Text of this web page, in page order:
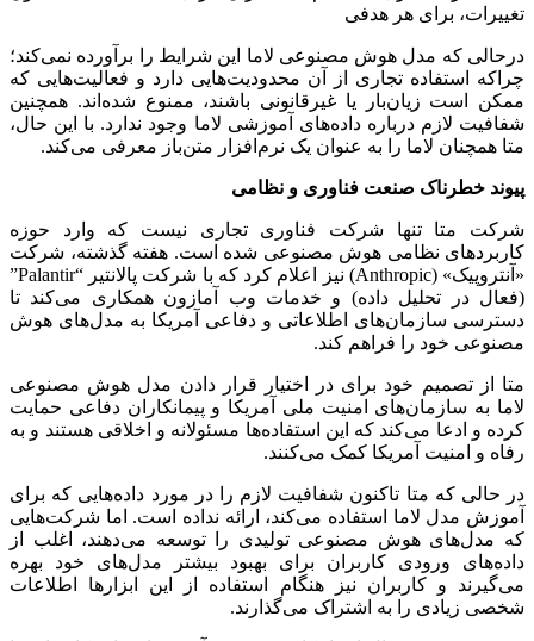
تغییرات، برای هر هدفی
درحالی که مدل هوش مصنوعی لاما این شرایط را برآورده نمی‌کند؛
چراکه استفاده تجاری از آن محدودیت‌هایی دارد و فعالیت‌هایی که
ممکن است زیان‌بار یا غیرقانونی باشند، ممنوع شده‌اند. همچنین
شفافیت لازم درباره داده‌های آموزشی لاما وجود ندارد. با این حال،
متا همچنان لاما را به عنوان یک نرم‌افزار متن‌باز معرفی می‌کند.
پیوند خطرناک صنعت فناوری و نظامی
شرکت متا تنها شرکت فناوری تجاری نیست که وارد حوزه
کاربردهای نظامی هوش مصنوعی شده است. هفته گذشته، شرکت
«آنتروپیک» (Anthropic) نیز اعلام کرد که با شرکت پالانتیر “Palantir”
(فعال در تحلیل داده) و خدمات وب آمازون همکاری می‌کند تا
دسترسی سازمان‌های اطلاعاتی و دفاعی آمریکا به مدل‌های هوش
مصنوعی خود را فراهم کند.
متا از تصمیم خود برای در اختیار قرار دادن مدل هوش مصنوعی
لاما به سازمان‌های امنیت ملی آمریکا و پیمانکاران دفاعی حمایت
کرده و ادعا می‌کند که این استفاده‌ها مسئولانه و اخلاقی هستند و به
رفاه و امنیت آمریکا کمک می‌کنند.
در حالی که متا تاکنون شفافیت لازم را در مورد داده‌هایی که برای
آموزش مدل لاما استفاده می‌کند، ارائه نداده است. اما شرکت‌هایی
که مدل‌های هوش مصنوعی تولیدی را توسعه می‌دهند، اغلب از
داده‌های ورودی کاربران برای بهبود بیشتر مدل‌های خود بهره
می‌گیرند و کاربران نیز هنگام استفاده از این ابزارها اطلاعات
شخصی زیادی را به اشتراک می‌گذارند.